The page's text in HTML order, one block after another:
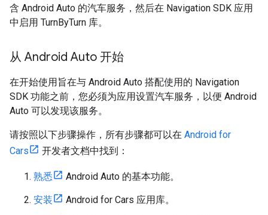
含 Android Auto 的汽车服务，然后在 Navigation SDK 应用
中启用 TurnByTurn 库。
从 Android Auto 开始
在开始使用旨在与 Android Auto 搭配使用的 Navigation
SDK 功能之前，您必须为应用设置汽车服务，以便 Android
Auto 可以发现该服务。
请按照以下步骤操作，所有步骤都可以在 Android for
Cars
开发者文档中找到：
熟悉 Android Auto 的基本功能。
安装 Android for Cars 应用库。